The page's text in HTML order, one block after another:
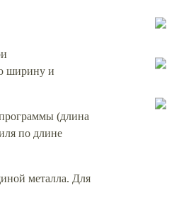
ширину и
(длина
по длине
металла. Для